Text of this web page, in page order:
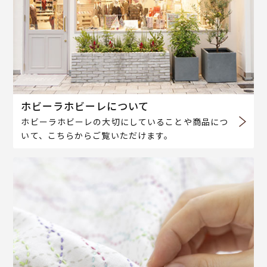
ホビーラホビーレについて
ホビーラホビーレの大切にしていることや商品につ
いて、こちらからご覧いただけます。